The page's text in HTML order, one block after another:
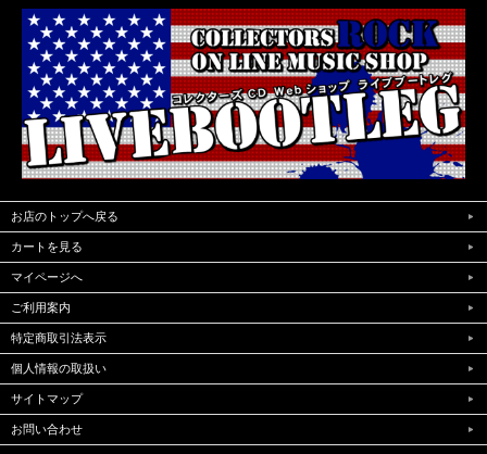
お店のトップへ戻る
カートを見る
マイページへ
ご利用案内
特定商取引法表示
個人情報の取扱い
サイトマップ
お問い合わせ